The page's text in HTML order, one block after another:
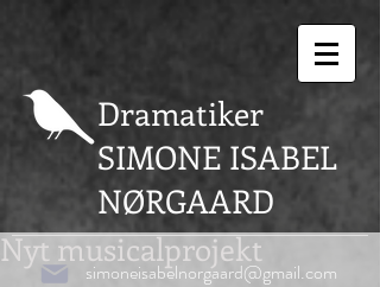
Dramatiker
SIMONE ISABEL
NØRGAARD
simoneisabelnorgaard@gmail.com
Nyt musicalprojekt